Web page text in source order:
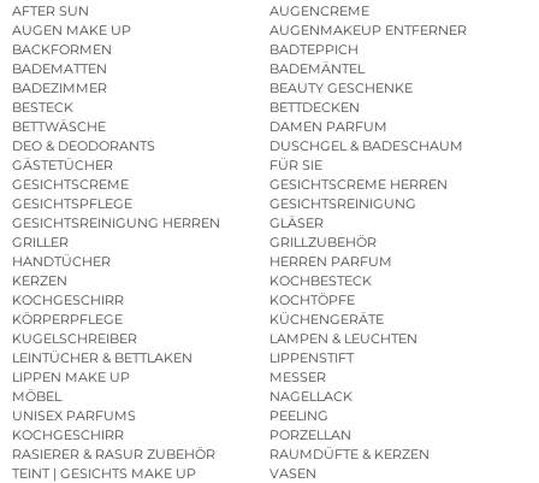
AFTER SUN
AUGENCREME
AUGEN MAKE UP
AUGENMAKEUP ENTFERNER
BACKFORMEN
BADTEPPICH
BADEMATTEN
BADEMÄNTEL
BADEZIMMER
BEAUTY GESCHENKE
BESTECK
BETTDECKEN
BETTWÄSCHE
DAMEN PARFUM
DEO & DEODORANTS
DUSCHGEL & BADESCHAUM
GÄSTETÜCHER
FÜR SIE
GESICHTSCREME
GESICHTSCREME HERREN
GESICHTSPFLEGE
GESICHTSREINIGUNG
GESICHTSREINIGUNG HERREN
GLÄSER
GRILLER
GRILLZUBEHÖR
HANDTÜCHER
HERREN PARFUM
KERZEN
KOCHBESTECK
KOCHGESCHIRR
KOCHTÖPFE
KÖRPERPFLEGE
KÜCHENGERÄTE
KUGELSCHREIBER
LAMPEN & LEUCHTEN
LEINTÜCHER & BETTLAKEN
LIPPENSTIFT
LIPPEN MAKE UP
MESSER
MÖBEL
NAGELLACK
UNISEX PARFUMS
PEELING
KOCHGESCHIRR
PORZELLAN
RASIERER & RASUR ZUBEHÖR
RAUMDÜFTE & KERZEN
TEINT | GESICHTS MAKE UP
VASEN